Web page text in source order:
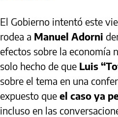
El Gobierno intentó este
rodea a Manuel Adorni
efectos sobre la economía
solo hecho de que Luis
sobre el tema en una
expuesto que el caso ya
incluso en las